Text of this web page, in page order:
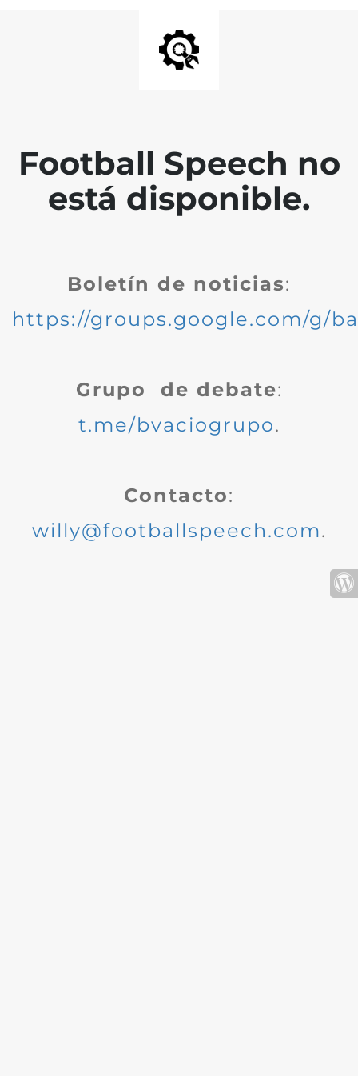
Football Speech no
está disponible.
Boletín de noticias:
https://groups.google.com/g/
Grupo de debate:
t.me/bvaciogrupo.
Contacto:
willy@footballspeech.com.